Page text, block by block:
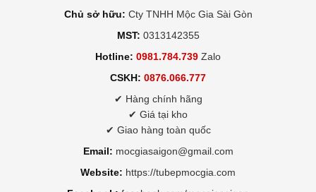
Chủ sở hữu: Cty TNHH Mộc Gia Sài Gòn
MST: 0313142355
Hotline: 0981.784.739 Zalo
CSKH: 0876.066.777
✔ Hàng chính hãng
✔ Giá tại kho
✔ Giao hàng toàn quốc
Email: mocgiasaigon@gmail.com
Website: https://tubepmocgia.com